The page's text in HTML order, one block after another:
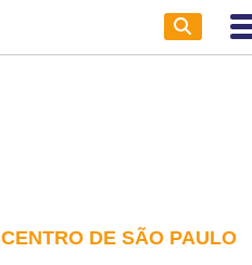
DE SÃO PAULO